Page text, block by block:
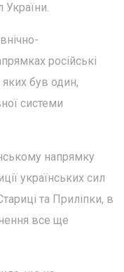
України.
російські
яких був один,
системи
напрямку
українських сил
та Приліпки, в
все ще